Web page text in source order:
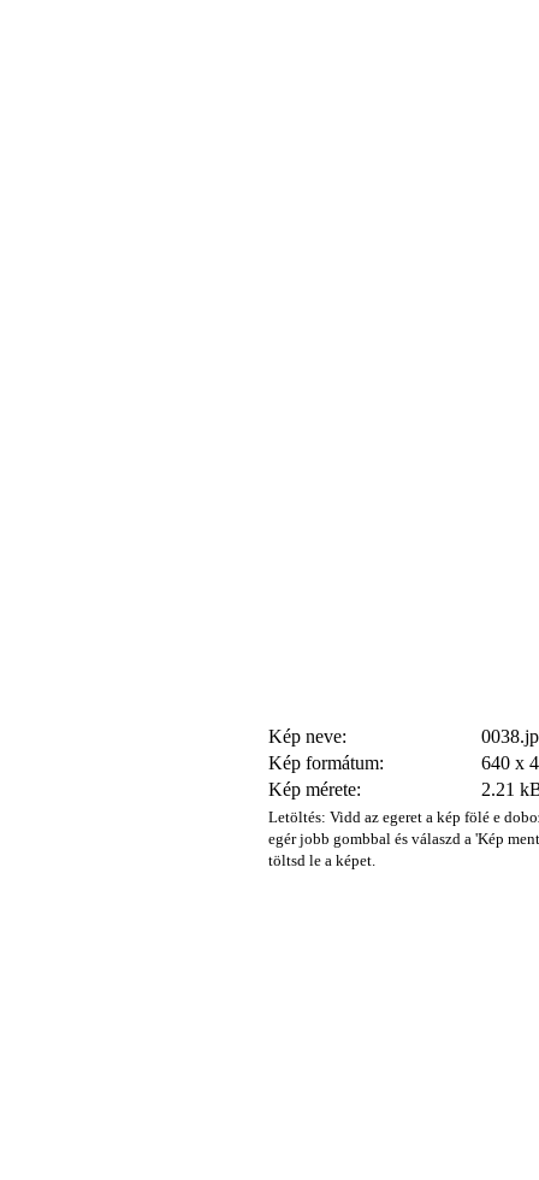
Kép neve:
Kép formátum:
640 x
Kép mérete:
2.21
Letöltés: Vidd az egeret a kép fölé e
egér jobb gombbal és válaszd a 'Kép
töltsd le a képet.